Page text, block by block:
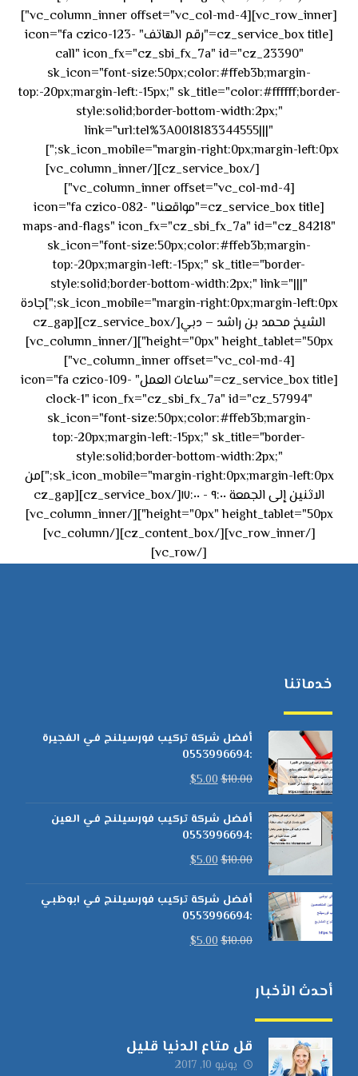
[vc_row_inner][vc_column_inner offset="vc_col-md-4"]
[cz_service_box title="رقم الهاتف" icon="fa czico-123-
call" icon_fx="cz_sbi_fx_7a" id="cz_23390"
sk_icon="font-size:50px;color:#ffeb3b;margin-
top:-20px;margin-left:-15px;" sk_title="color:#ffffff;border-
style:solid;border-bottom-width:2px;"
link="url:tel%3A0018183344555|||"
sk_icon_mobile="margin-right:0px;margin-left:0px;"]
[/cz_service_box][/vc_column_inner]
[vc_column_inner offset="vc_col-md-4"]
[cz_service_box title="مواقعنا" icon="fa czico-082-
maps-and-flags" icon_fx="cz_sbi_fx_7a" id="cz_84218"
sk_icon="font-size:50px;color:#ffeb3b;margin-
top:-20px;margin-left:-15px;" sk_title="border-
style:solid;border-bottom-width:2px;" link="|||"
sk_icon_mobile="margin-right:0px;margin-left:0px;"]جادة
الشيخ محمد بن راشد – دبي[/cz_service_box][cz_gap
height="0px" height_tablet="50px"][/vc_column_inner]
[vc_column_inner offset="vc_col-md-4"]
[cz_service_box title="ساعات العمل" icon="fa czico-109-
clock-1" icon_fx="cz_sbi_fx_7a" id="cz_57994"
sk_icon="font-size:50px;color:#ffeb3b;margin-
top:-20px;margin-left:-15px;" sk_title="border-
style:solid;border-bottom-width:2px;"
sk_icon_mobile="margin-right:0px;margin-left:0px;"]من
الاثنين إلى الجمعة ٩:٠٠ - ١٧:٠٠[/cz_service_box][cz_gap
height="0px" height_tablet="50px"][/vc_column_inner]
[/vc_row_inner][/cz_content_box][/vc_column]
[/vc_row]
خدماتنا
أفضل شركة تركيب فورسيلنج في الفجيرة
:0553996694
$10.00
$5.00
أفضل شركة تركيب فورسيلنج في العين
:0553996694
$10.00
$5.00
أفضل شركة تركيب فورسيلنج في ابوظبي
:0553996694
$10.00
$5.00
أحدث الأخبار
قل متاع الدنيا قليل
يونيو 10, 2017